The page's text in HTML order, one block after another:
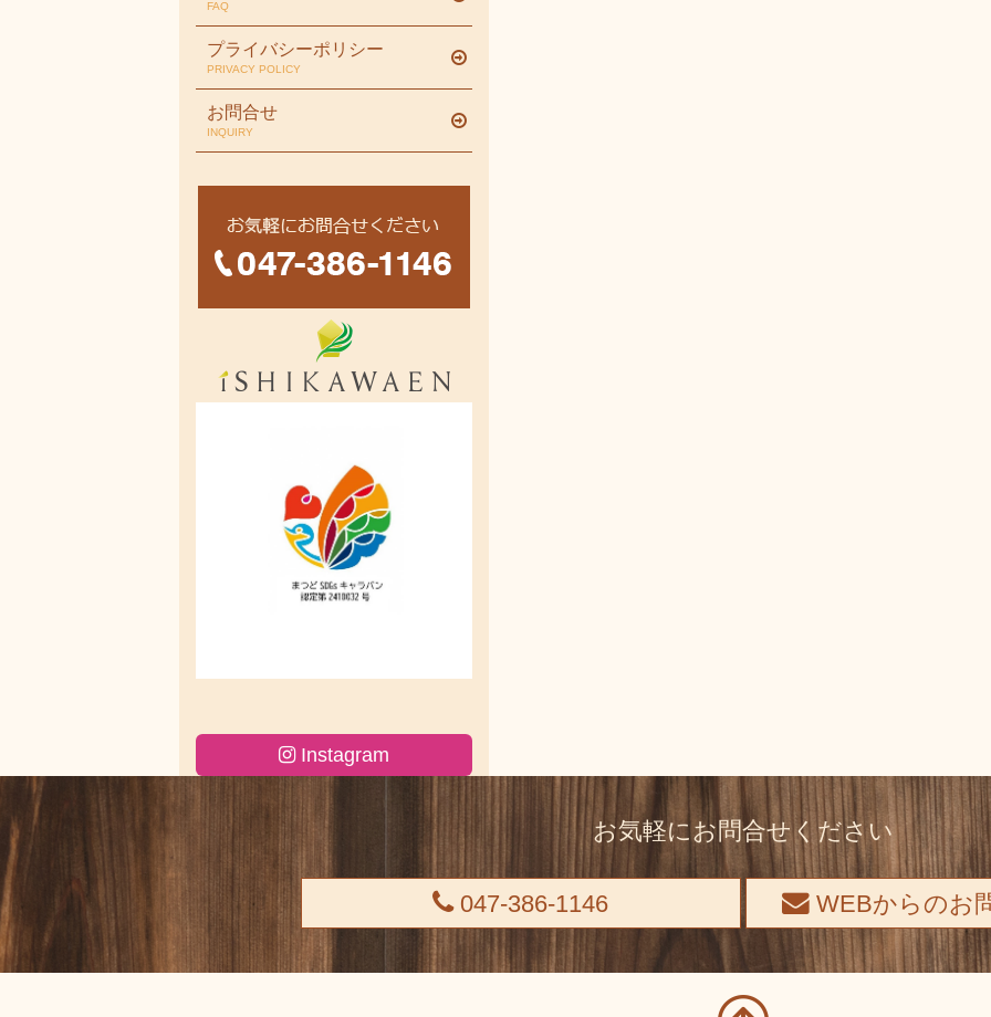
FAQ
プライバシーポリシー
PRIVACY POLICY
お問合せ
INQUIRY
Instagram
お気軽にお問合せください
047-386-1146 WEBからのお